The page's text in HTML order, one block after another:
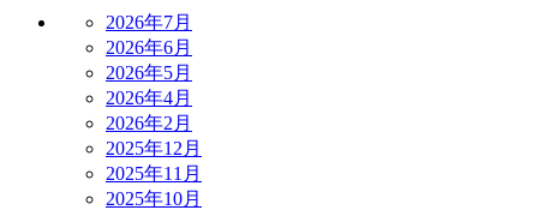
2026年7月
2026年6月
2026年5月
2026年4月
2026年2月
2025年12月
2025年11月
2025年10月